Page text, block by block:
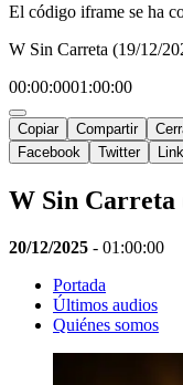
El código iframe se ha
W Sin Carreta (19/12/
00:00:0001:00:00
Copiar Compartir
Facebook
Twitter
W Sin Carreta
20/12/2025 - 01:00:00
Portada
Últimos audios
Quiénes somos